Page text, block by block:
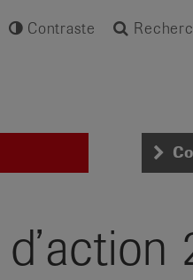
Contraste